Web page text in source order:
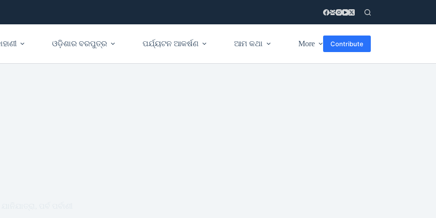
ଓଡ଼ିଶାର ବରପୁତ୍ର ପର୍ଯ୍ୟଟନ ଆକର୍ଷଣ ଆମ କଥା More Contribute